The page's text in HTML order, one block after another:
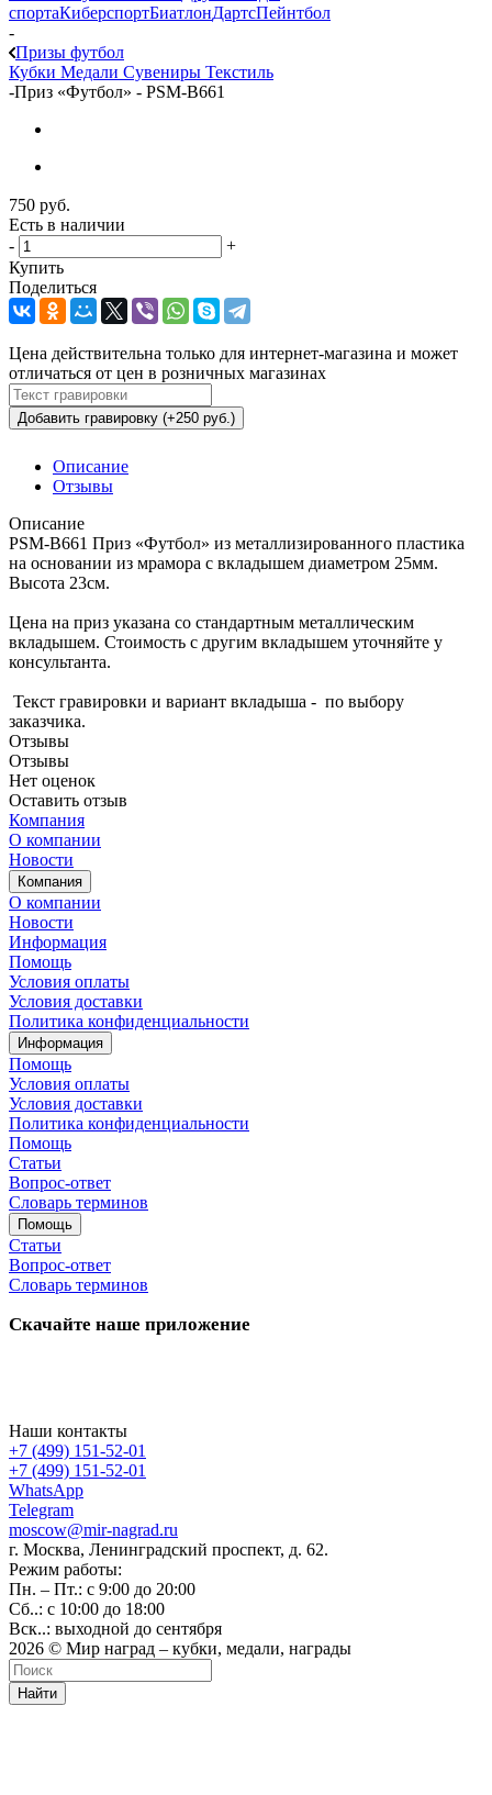
спортаКиберспортБиатлонДартсПейнтбол
-
Призы футбол
Кубки Медали Сувениры Текстиль
-Приз «Футбол» - PSM-B661
750 руб.
Есть в наличии
-
+
Купить
Поделиться
Цена действительна только для интернет-магазина и может
отличаться от цен в розничных магазинах
Добавить гравировку (+250 руб.)
Описание
Отзывы
Описание
PSM-B661 Приз «Футбол» из металлизированного пластика
на основании из мрамора с вкладышем диаметром 25мм.
Высота 23см.
Цена на приз указана со стандартным металлическим
вкладышем. Стоимость с другим вкладышем уточняйте у
консультанта.
Текст гравировки и вариант вкладыша - по выбору
заказчика.
Отзывы
Отзывы
Нет оценок
Оставить отзыв
Компания
О компании
Новости
Компания
О компании
Новости
Информация
Помощь
Условия оплаты
Условия доставки
Политика конфиденциальности
Информация
Помощь
Условия оплаты
Условия доставки
Политика конфиденциальности
Помощь
Статьи
Вопрос-ответ
Словарь терминов
Помощь
Статьи
Вопрос-ответ
Словарь терминов
Скачайте наше приложение
Наши контакты
+7 (499) 151-52-01
+7 (499) 151-52-01
WhatsApp
Telegram
moscow@mir-nagrad.ru
г. Москва, Ленинградский проспект, д. 62.
Режим работы:
Пн. – Пт.: с 9:00 до 20:00
Сб..: с 10:00 до 18:00
Вск..: выходной до сентября
2026 © Мир наград – кубки, медали, награды
Найти